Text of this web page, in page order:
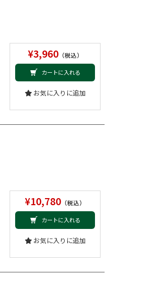
¥3,960（税込）
カートに入れる
お気に入りに追加
¥10,780 （税込）
カートに入れる
お気に入りに追加